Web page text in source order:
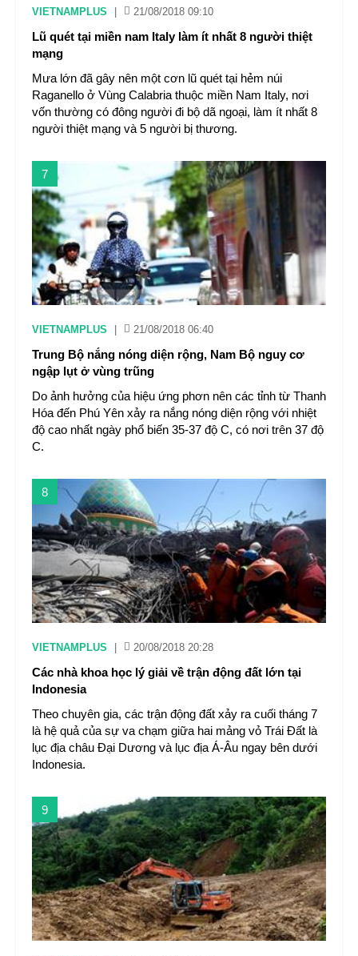
VIETNAMPLUS 21/08/2018 09:10
Lũ quét tại miền nam Italy làm ít nhất 8 người thiệt
mạng
Mưa lớn đã gây nên một cơn lũ quét tại hẻm núi
Raganello ở Vùng Calabria thuộc miền Nam Italy, nơi
vốn thường có đông người đi bộ dã ngoại, làm ít nhất 8
người thiệt mạng và 5 người bị thương.
7
VIETNAMPLUS 21/08/2018 06:40
Trung Bộ nắng nóng diện rộng, Nam Bộ nguy cơ
ngập lụt ở vùng trũng
Do ảnh hưởng của hiệu ứng phơn nên các tỉnh từ Thanh
Hóa đến Phú Yên xảy ra nắng nóng diện rộng với nhiệt
độ cao nhất ngày phổ biến 35-37 độ C, có nơi trên 37 độ
C.
8
VIETNAMPLUS 20/08/2018 20:28
Các nhà khoa học lý giải về trận động đất lớn tại
Indonesia
Theo chuyên gia, các trận động đất xảy ra cuối tháng 7
là hệ quả của sự va chạm giữa hai mảng vỏ Trái Đất là
lục địa châu Đại Dương và lục địa Á-Âu ngay bên dưới
Indonesia.
9